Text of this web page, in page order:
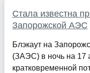
Стала известна
Запорожской АЭС
Блэкаут на
(ЗАЭС) в ночь на 17
кратковременной